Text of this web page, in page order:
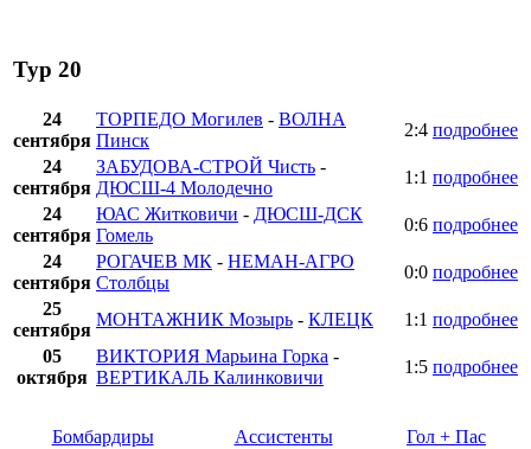
Тур 20
24
сентября
ТОРПЕДО Могилев - ВОЛНА
Пинск
2:4 подробнее
24
сентября
ЗАБУДОВА-СТРОЙ Чисть -
ДЮСШ-4 Молодечно
1:1 подробнее
24
сентября
ЮАС Житковичи - ДЮСШ-ДСК
Гомель
0:6 подробнее
24
сентября
РОГАЧЕВ МК - НЕМАН-АГРО
Столбцы
0:0 подробнее
25
сентября
МОНТАЖНИК Мозырь - КЛЕЦК 1:1 подробнее
05
октября
ВИКТОРИЯ Марьина Горка -
ВЕРТИКАЛЬ Калинковичи
1:5 подробнее
Бомбардиры Ассистенты Гол + Пас